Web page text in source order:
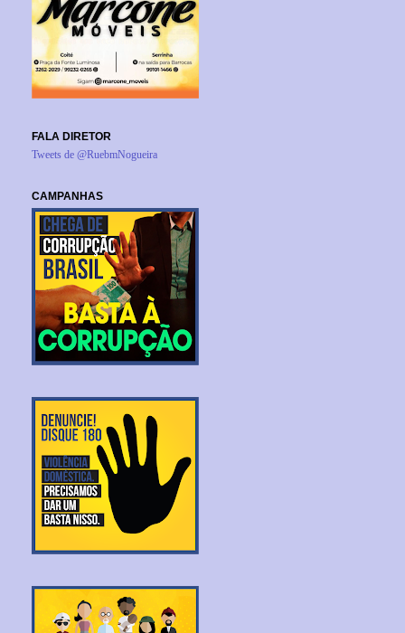
FALA DIRETOR
Tweets de @RuebmNogueira
CAMPANHAS